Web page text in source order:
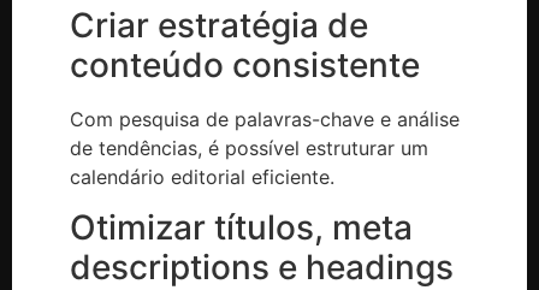
Criar estratégia de
conteúdo consistente
Com pesquisa de palavras-chave e análise
de tendências, é possível estruturar um
calendário editorial eficiente.
Otimizar títulos, meta
descriptions e headings